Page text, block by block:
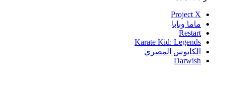
Project X
ماما وبابا
Restart
Karate Kid: Legends
الكابوس المصري
Darwish